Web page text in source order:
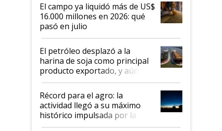
El campo ya liquidó más de US$
16.000 millones en 2026: qué
pasó en julio
El petróleo desplazó a la
harina de soja como principal
producto exportado, y aún así
el agro aportó casi seis de cada
diez dólares y sostuvo el
liderazgo en un semestre
récord
Récord para el agro: la
actividad llegó a su máximo
histórico impulsada por la
cosecha y las exportaciones